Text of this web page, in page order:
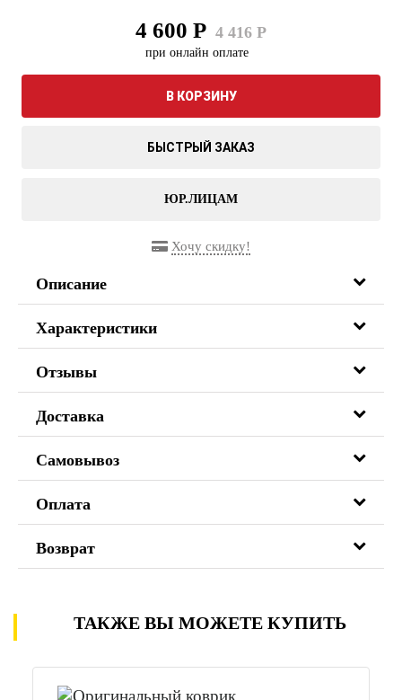
4 600 Р 4 416 Р
при онлайн оплате
В КОРЗИНУ
БЫСТРЫЙ ЗАКАЗ
ЮР.ЛИЦАМ
Хочу скидку!
Описание
Характеристики
Отзывы
Доставка
Самовывоз
Оплата
Возврат
ТАКЖЕ ВЫ МОЖЕТЕ КУПИТЬ